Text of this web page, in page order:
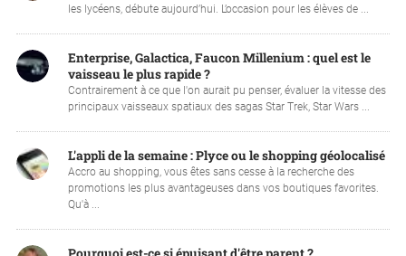
les lycéens, débute aujourd’hui. L’occasion pour les élèves de ...
Enterprise, Galactica, Faucon Millenium : quel est le
vaisseau le plus rapide ?
Contrairement à ce que l'on aurait pu penser, évaluer la vitesse des
principaux vaisseaux spatiaux des sagas Star Trek, Star Wars ...
L'appli de la semaine : Plyce ou le shopping géolocalisé
Accro au shopping, vous êtes sans cesse à la recherche des
promotions les plus avantageuses dans vos boutiques favorites.
Qu'à ...